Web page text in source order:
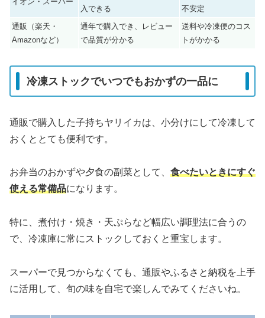
入できる
不安定
通販（楽天・
Amazonなど）
通年で購入でき、レビュー
で品質が分かる
送料や冷凍便のコス
トがかかる
冷凍ストックでいつでもおかずの一品に
通販で購入した子持ちヤリイカは、小分けにして冷凍して
おくととても便利です。
お弁当のおかずや夕食の副菜として、 食べたいときにすぐ
使える常備品になります。
特に、煮付け・焼き・天ぷらなど幅広い調理法に合うの
で、冷凍庫に常にストックしておくと重宝します。
スーパーで見つからなくても、通販やふるさと納税を上手
に活用して、旬の味を自宅で楽しんでみてくださいね。